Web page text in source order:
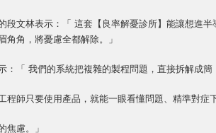
段文林表示：「 這套【良率解憂診所】能讓想進
角角，將憂慮全都解除。」
：「 我們的系統把複雜的製程問題，直接拆解成簡
程師只要使用產品，就能一眼看懂問題、精準對症
焦慮。」